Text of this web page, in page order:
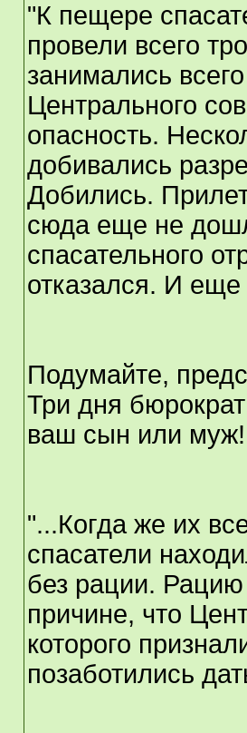
"К пещере
провели всего
занимались
Центрального
опасность.
добивались
Добились.
сюда еще не
спасательного
отказался. И
Подумайте,
Три дня
ваш сын или муж!
"...Когда же их
спасатели
без рации.
причине, что
которого
позаботились